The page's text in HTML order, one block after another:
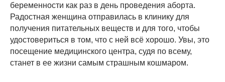
беременности как раз в день проведения аборта.
Радостная женщина отправилась в клинику для
получения питательных веществ и для того, чтобы
удостовериться в том, что с ней всё хорошо. Увы, это
посещение медицинского центра, судя по всему,
станет в ее жизни самым страшным кошмаром.